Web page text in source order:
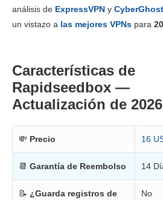
Fiabilidad y asistencia 7.4
análisis de ExpressVPN y CyberGhost
un vistazo a las mejores VPNs para
Características de
Rapidseedbox —
Actualización de 2026
💸 Precio 16
📆 Garantía de Reembolso 14
📝 ¿Guarda registros de
No